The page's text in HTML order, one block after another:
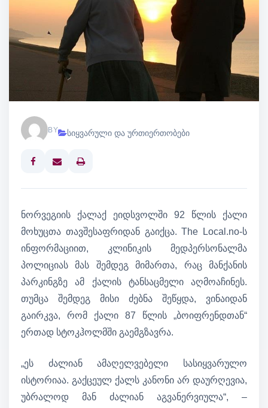
BY სიყვარული და ურთიერთობები
Print
ნორვეგიის ქალაქ ეიდსვოლში 92 წლის ქალი
მოხუცთა თავშესაფრიდან გაიქცა. The Local.no-ს
ინფორმაციით, კლინიკის მედპერსონალმა
პოლიციას მას შემდეგ მიმართა, რაც მანქანის
პარკინგზე ამ ქალის ტანსაცმელი აღმოაჩინეს.
თუმცა შემდეგ მისი ძებნა შეწყდა, ვინაიდან
გაირკვა, რომ ქალი 87 წლის „ბოიფრენდთან“
ერთად სტოკჰოლმში გაემგზავრა.
„ეს ძალიან ამაღელვებელი სასიყვარულო
ისტორიაა. გაქცეულ ქალს კანონი არ დაურღევია,
უბრალოდ მან ძალიან აგვანერვიულა“, –